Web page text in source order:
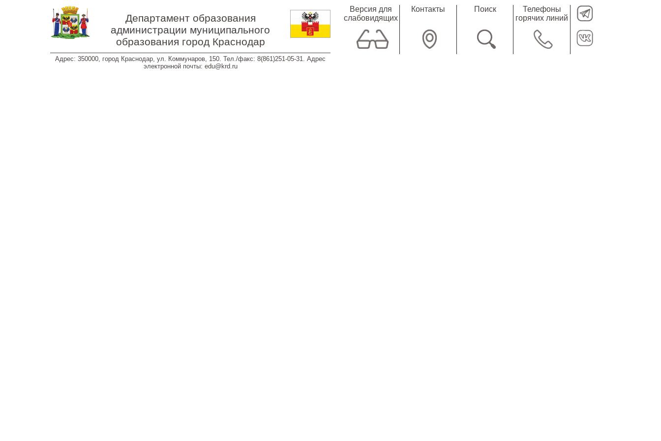
Перейти к основному содержанию
Департамент образования
администрации муниципального
образования город Краснодар
Адрес: 350000, город Краснодар, ул. Коммунаров, 150. Тел./факс: 8(861)251-05-31. Адрес
электронной почты: edu@krd.ru
Версия для
слабовидящих
Контакты Поиск
Телефоны
горячих линий